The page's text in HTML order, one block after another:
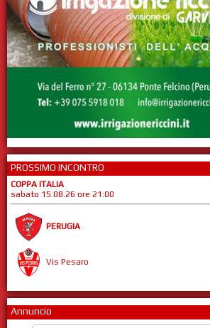
PROSSIMO INCONTRO
COPPA ITALIA
sabato 15.08.26 ore 21:00
PERUGIA
Vis Pesaro
Annuncio